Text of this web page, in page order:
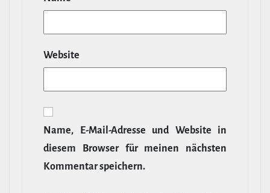
Website
Name, E‑Mail-​Adresse und Website in
diesem Browser für meinen nächsten
Kommentar speichern.